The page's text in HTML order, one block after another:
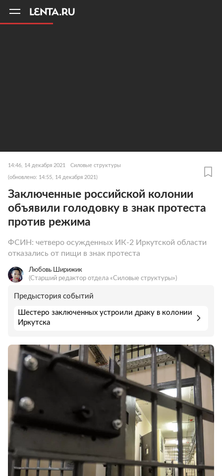
14:46, 14 декабря 2021 Силовые структуры
(обновлено: 14:55, 14 декабря 2021)
Заключенные российской колонии
объявили голодовку в знак протеста
против режима
ФСИН: четверо осужденных ИК-2 Иркутской области
отказались от пищи в знак протеста
Любовь Ширижик
(Старший редактор отдела «Силовые структуры»)
Предыстория событий
Шестеро заключенных устроили драку в колонии
Иркутска